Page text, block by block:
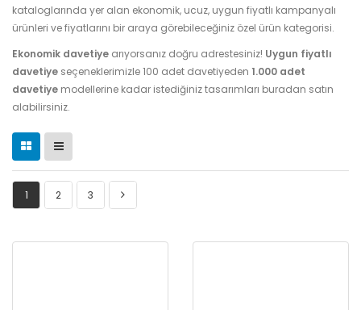
kataloglarında yer alan ekonomik, ucuz, uygun fiyatlı kampanyalı
ürünleri ve fiyatlarını bir araya görebileceğiniz özel ürün kategorisi.
Ekonomik davetiye arıyorsanız doğru adrestesiniz! Uygun fiyatlı
davetiye seçeneklerimizle 100 adet davetiyeden 1.000 adet
davetiye modellerine kadar istediğiniz tasarımları buradan satın
alabilirsiniz.
1 2 3